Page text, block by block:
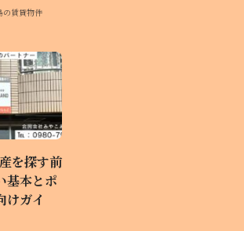
の賃貸物件
を探す前
基本とポ
けガイ